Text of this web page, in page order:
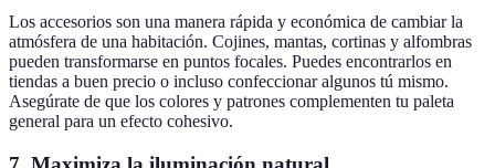
Los accesorios son una manera rápida y económica de cambiar la
atmósfera de una habitación. Cojines, mantas, cortinas y alfombras
pueden transformarse en puntos focales. Puedes encontrarlos en
tiendas a buen precio o incluso confeccionar algunos tú mismo.
Asegúrate de que los colores y patrones complementen tu paleta
general para un efecto cohesivo.